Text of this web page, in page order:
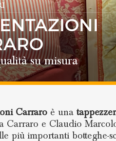
su misura
Carraro è una
Carraro e Claudio
più importanti botteghe-